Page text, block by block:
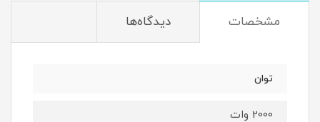
مشخصات دیدگاه‌ها
توان
2000 وات